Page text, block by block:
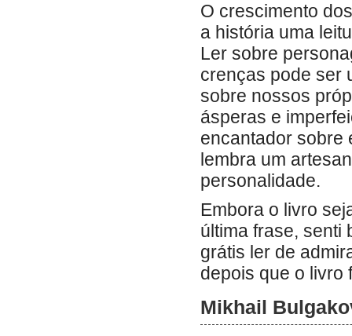
O crescimento
a história uma
Ler sobre
crenças pode ser
sobre nossos
ásperas e
encantador sobre
lembra um
personalidade.
Embora o livro
última frase, senti
grátis ler de
depois que o livro
Mikhail